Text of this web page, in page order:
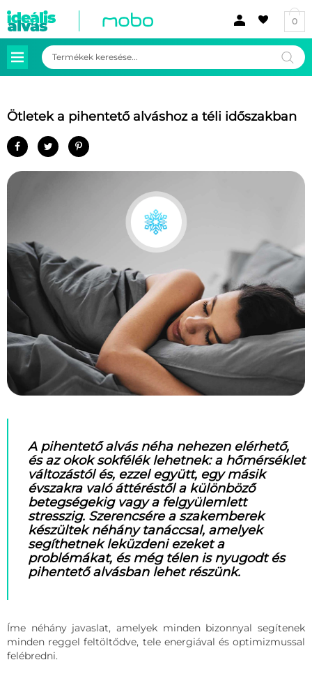
0
Products
search
Ötletek a pihentető alváshoz a téli időszakban
A pihentető alvás néha nehezen elérhető,
és az okok sokfélék lehetnek: a hőmérséklet
változástól és, ezzel együtt, egy másik
évszakra való áttéréstől a különböző
betegségekig vagy a felgyülemlett
stresszig. Szerencsére a szakemberek
készültek néhány tanáccsal, amelyek
segíthetnek leküzdeni ezeket a
problémákat, és még télen is nyugodt és
pihentető alvásban lehet részünk.
Íme néhány javaslat, amelyek minden bizonnyal segítenek
minden reggel feltöltődve, tele energiával és optimizmussal
felébredni.